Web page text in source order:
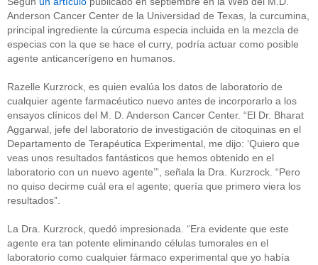
Anderson Cancer Center de la Universidad de Texas, la curcumina,
principal ingrediente la cúrcuma especia incluida en la mezcla de
especias con la que se hace el curry, podría actuar como posible
agente anticancerígeno en humanos.
Razelle Kurzrock, es quien evalúa los datos de laboratorio de
cualquier agente farmacéutico nuevo antes de incorporarlo a los
ensayos clínicos del M. D. Anderson Cancer Center. “El Dr. Bharat
Aggarwal, jefe del laboratorio de investigación de citoquinas en el
Departamento de Terapéutica Experimental, me dijo: ‘Quiero que
veas unos resultados fantásticos que hemos obtenido en el
laboratorio con un nuevo agente’”, señala la Dra. Kurzrock. “Pero
no quiso decirme cuál era el agente; quería que primero viera los
resultados”.
La Dra. Kurzrock, quedó impresionada. “Era evidente que este
agente era tan potente eliminando células tumorales en el
laboratorio como cualquier fármaco experimental que yo había